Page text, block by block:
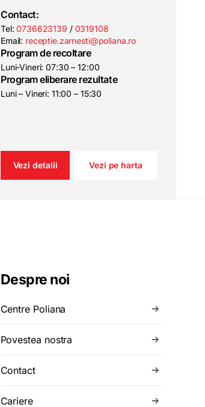
Contact:
Tel:0736623139 / 0319108
Email: receptie.zarnesti@poliana.ro
Program de recoltare
Luni-Vineri: 07:30 – 12:00
Program eliberare rezultate
Luni – Vineri: 11:00 – 15:30
Vezi detalii Vezi pe harta
Despre noi
Centre Poliana
Povestea nostra
Contact
Cariere